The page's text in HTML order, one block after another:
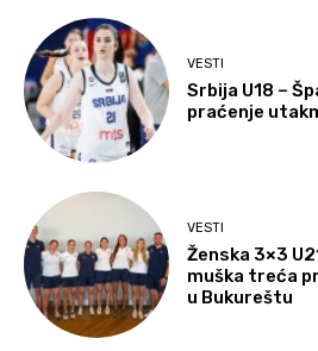
VESTI
Srbija U18 –
praćenje
VESTI
Ženska 3×3
muška treća
u Bukureštu